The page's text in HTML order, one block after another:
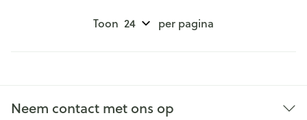
Toon per pagina
Neem contact met ons op